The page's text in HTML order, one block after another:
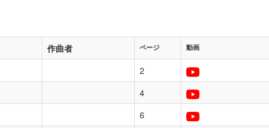
作曲者 ページ 動画
2
4
6